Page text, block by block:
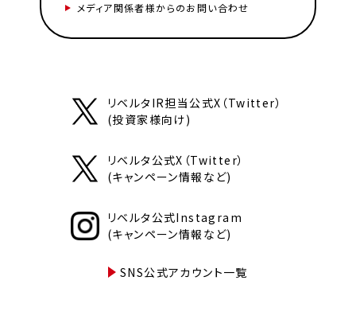
メディア関係者様からのお問い合わせ
リベルタIR担当公式X（Twitter）
(投資家様向け)
リベルタ公式X（Twitter）
(キャンペーン情報など)
リベルタ公式Instagram
(キャンペーン情報など)
SNS公式アカウント一覧